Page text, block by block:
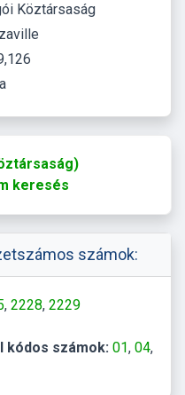
Köztársaság
keresés
számok:
2228 2229
kódos számok: 01 04